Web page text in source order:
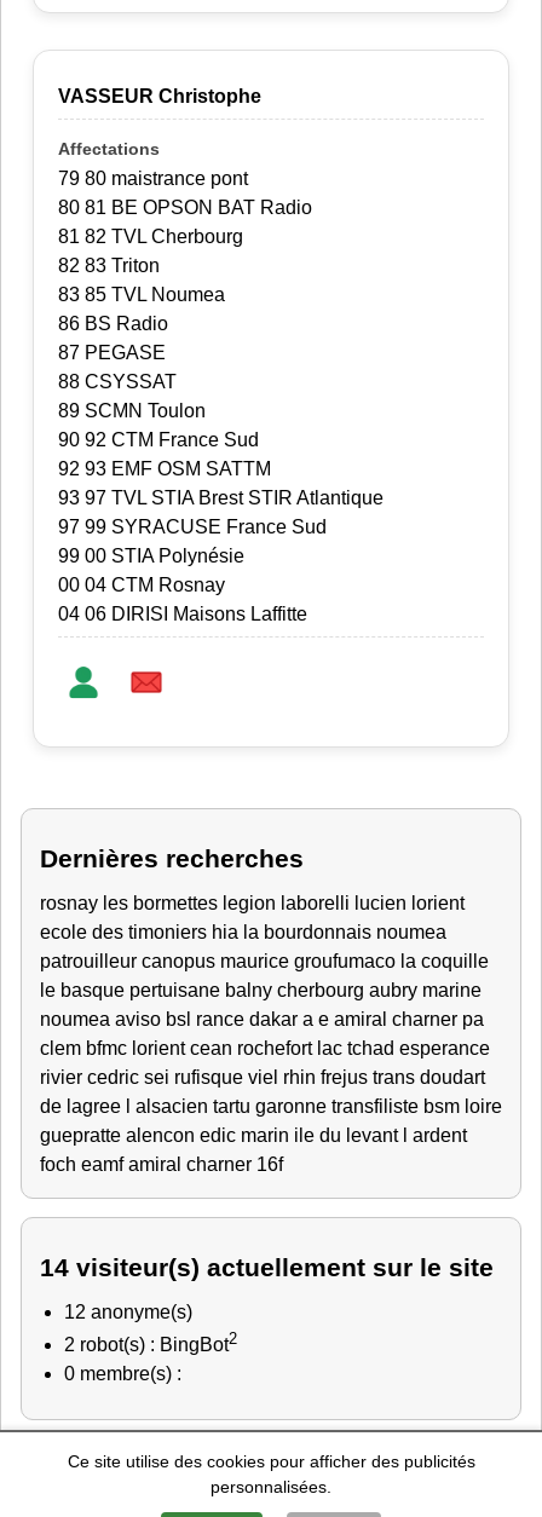
Ce site utilise des cookies pour afficher des publicités
personnalisées.
VASSEUR Christophe
79 80 maistrance pont
80 81 BE OPSON BAT Radio
81 82 TVL Cherbourg
82 83 Triton
83 85 TVL Noumea
86 BS Radio
87 PEGASE
88 CSYSSAT
89 SCMN Toulon
90 92 CTM France Sud
92 93 EMF OSM SATTM
93 97 TVL STIA Brest STIR Atlantique
97 99 SYRACUSE France Sud
99 00 STIA Polynésie
00 04 CTM Rosnay
04 06 DIRISI Maisons Laffitte
Dernières recherches
rosnay les bormettes legion laborelli lucien lorient
ecole des timoniers hia la bourdonnais noumea
patrouilleur canopus maurice groufumaco la coquille
le basque pertuisane balny cherbourg aubry marine
noumea aviso bsl rance dakar a e amiral charner pa
clem bfmc lorient cean rochefort lac tchad esperance
rivier cedric sei rufisque viel rhin frejus trans doudart
de lagree
l alsacien tartu garonne transfiliste bsm loire
guepratte alencon edic marin ile du levant
l ardent
foch eamf amiral charner 16f
14 visiteur(s) actuellement sur le site
12 anonyme(s)
2 robot(s) : BingBot2
0 membre(s) :
Police Nationale-Education Nationale-Marine Nationale-
Gendarmerie Nationale-Recherche de personnes